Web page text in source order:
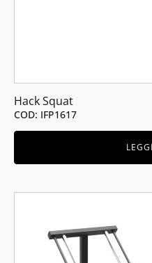
Hack Squat
COD: IFP1617